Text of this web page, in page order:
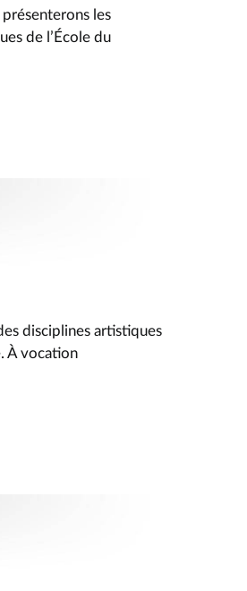
les
de l’École du
disciplines artistiques
À vocation